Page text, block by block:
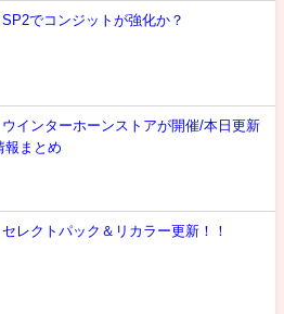
SP2でコンジットが強化か？
ウインターホーンストアが開催/本日更新
報まとめ
セレクトパック＆リカラー更新！！